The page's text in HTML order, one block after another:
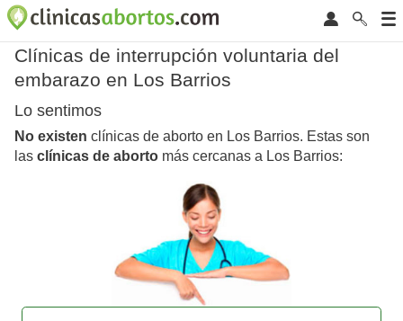
Clínicas de interrupción voluntaria del
embarazo en Los Barrios
Lo sentimos
No existen clínicas de aborto en Los Barrios. Estas son
las clínicas de aborto más cercanas a Los Barrios: